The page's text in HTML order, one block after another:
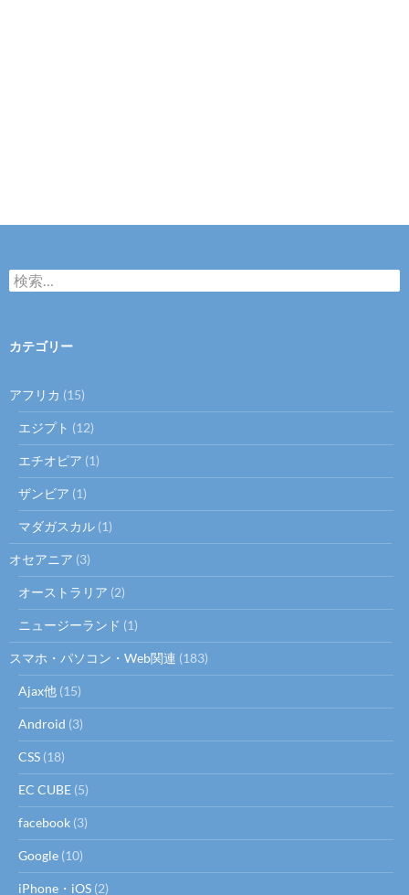
検
索
カテゴリー
アフリカ (15)
エジプト (12)
エチオピア (1)
ザンビア (1)
マダガスカル (1)
オセアニア (3)
オーストラリア (2)
ニュージーランド (1)
スマホ・パソコン・Web関連 (183)
Ajax他 (15)
Android (3)
CSS (18)
EC CUBE (5)
facebook (3)
Google (10)
iPhone・iOS (2)